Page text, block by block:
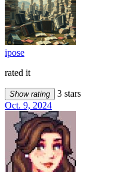
ipose
rated it
Show rating
3 stars
Oct. 9, 2024